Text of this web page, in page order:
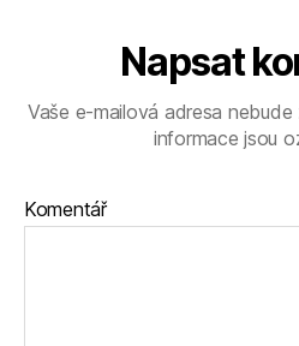
Napsat
Vaše e-mailová adresa nebude
informace jsou
Komentář